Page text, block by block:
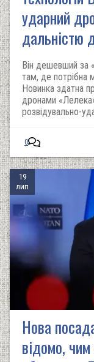
ударний
дальністю
Він дешевший за
там, де потрібна
Новинка здатна
дронами
розвідувально-
0
19
лип
Нова
відомо, чим